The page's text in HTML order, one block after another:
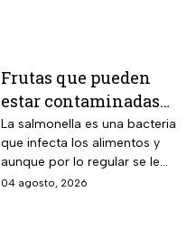
Frutas que pueden
estar contaminadas
de salmonella y cómo
protegerte del
contagio
La salmonella es una bacteria
que infecta los alimentos y
aunque por lo regular se le
relaciona con el huevo,
04 agosto, 2026